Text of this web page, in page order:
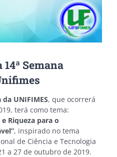
Semana
UNIFIMES, que ocorrerá
terá como tema:
Riqueza para o
, inspirado no tema
de Ciência e Tecnologia
a 27 de outubro de 2019.